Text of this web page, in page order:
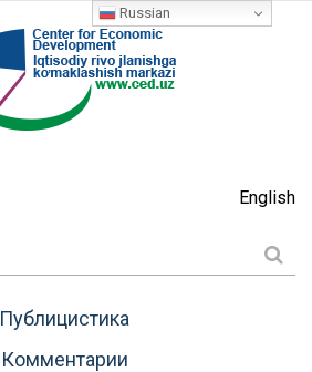
English
Публицистика
Комментарии
Russian